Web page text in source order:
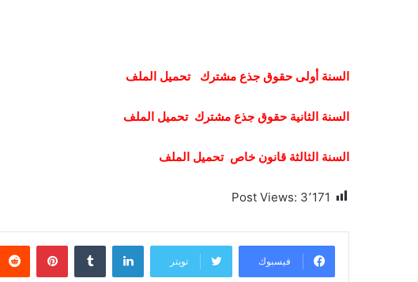
السنة أولى حقوق جذع مشترك تحميل الملف
السنة الثانية حقوق جذع مشترك تحميل الملف
السنة الثالثة قانون خاص تحميل الملف
Post Views: 3٬171
فيسبوك تويتر
لينكدإن